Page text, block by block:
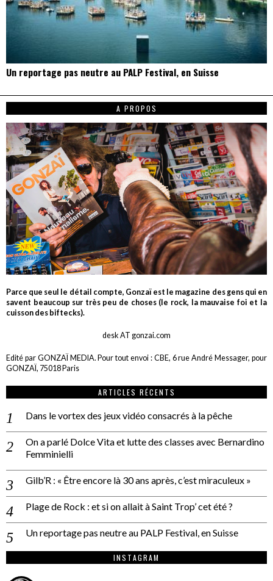
Un reportage pas neutre au PALP Festival, en Suisse
A PROPOS
Parce que seul le détail compte, Gonzaï est le magazine des gens qui en
savent beaucoup sur très peu de choses (le rock, la mauvaise foi et la
cuisson des biftecks).
desk AT gonzai.com
Edité par GONZAÏ MEDIA. Pour tout envoi : CBE, 6 rue André Messager, pour
GONZAÏ, 75018 Paris
ARTICLES RÉCENTS
Dans le vortex des jeux vidéo consacrés à la pêche
On a parlé Dolce Vita et lutte des classes avec Bernardino
Femminielli
Gilb’R : « Être encore là 30 ans après, c’est miraculeux »
Plage de Rock : et si on allait à Saint Trop’ cet été ?
Un reportage pas neutre au PALP Festival, en Suisse
INSTAGRAM